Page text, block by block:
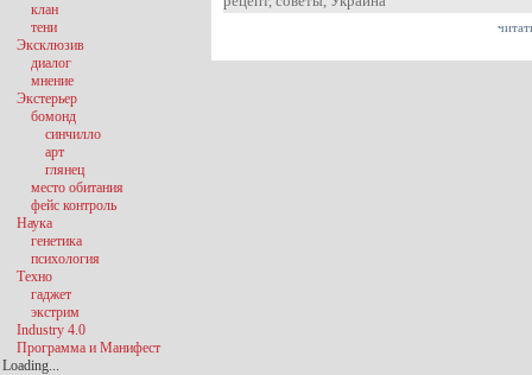
клан
тени
Эксклюзив
диалог
мнение
Экстерьер
бомонд
синчилло
арт
глянец
место обитания
фейс контроль
Наука
генетика
психология
Техно
гаджет
экстрим
Industry 4.0
Программа и Манифест
Loading...